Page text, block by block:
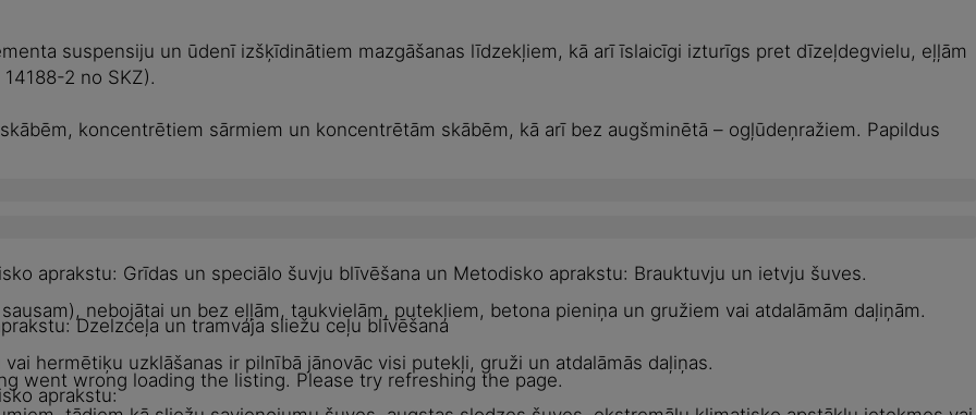
suspensiju un ūdenī izšķīdinātiem mazgāšanas līdzekļiem, kā arī īslaicīgi izturīgs pret dīzeļdegvielu, eļļām
2 no SKZ).
koncentrētiem sārmiem un koncentrētām skābēm, kā arī bez augšminētā – ogļūdeņražiem. Papildus
aprakstu:
aprakstu: Grīdas un speciālo šuvju blīvēšana un Metodisko aprakstu: Brauktuvju un ietvju šuves.
Dzelzceļa un tramvaja sliežu ceļu blīvēšana
nebojātai un bez eļļām, taukvielām, putekļiem, betona pieniņa un gružiem vai atdalāmām daļiņām.
hermētiķu uzklāšanas ir pilnībā jānovāc visi putekļi, gruži un atdalāmās daļiņas.
went wrong loading the listing. Please try refreshing the page.